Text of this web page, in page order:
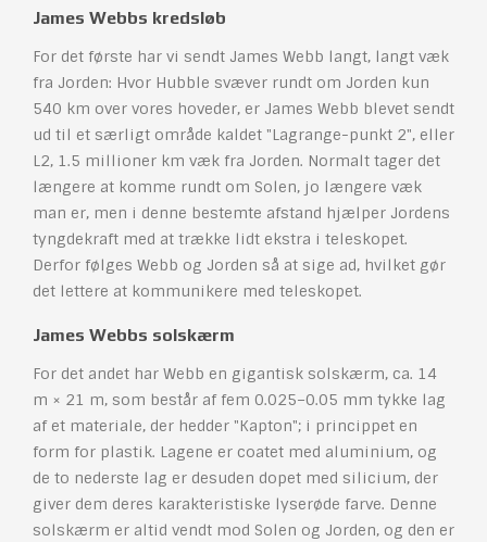
James Webbs kredsløb
For det første har vi sendt James Webb langt, langt væk
fra Jorden: Hvor Hubble svæver rundt om Jorden kun
540 km over vores hoveder, er James Webb blevet sendt
ud til et særligt område kaldet "Lagrange-punkt 2", eller
L2, 1.5 millioner km væk fra Jorden. Normalt tager det
længere at komme rundt om Solen, jo længere væk
man er, men i denne bestemte afstand hjælper Jordens
tyngdekraft med at trække lidt ekstra i teleskopet.
Derfor følges Webb og Jorden så at sige ad, hvilket gør
det lettere at kommunikere med teleskopet.
James Webbs solskærm
For det andet har Webb en gigantisk solskærm, ca. 14
m × 21 m, som består af fem 0.025–0.05 mm tykke lag
af et materiale, der hedder "Kapton"; i princippet en
form for plastik. Lagene er coatet med aluminium, og
de to nederste lag er desuden dopet med silicium, der
giver dem deres karakteristiske lyserøde farve. Denne
solskærm er altid vendt mod Solen og Jorden, og den er